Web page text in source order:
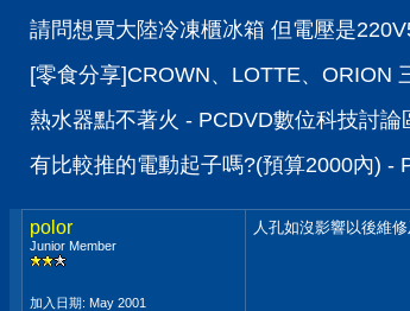
請問想買大陸冷凍櫃冰箱 但電壓是
[零食分享]CROWN、LOTTE、ORION
熱水器點不著火 - PCDVD數位科技討論
有比較推的電動起子嗎?(預算2000內) -
polor
Junior Member
加入日期: May 2001
人孔如沒影響以後維